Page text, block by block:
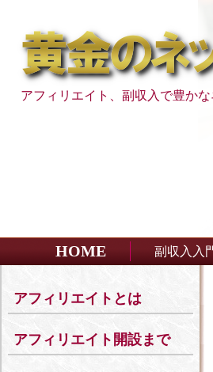
アフィリエイト、副収入で豊かな
HOME 副収入入
アフィリエイトとは
アフィリエイト開設まで